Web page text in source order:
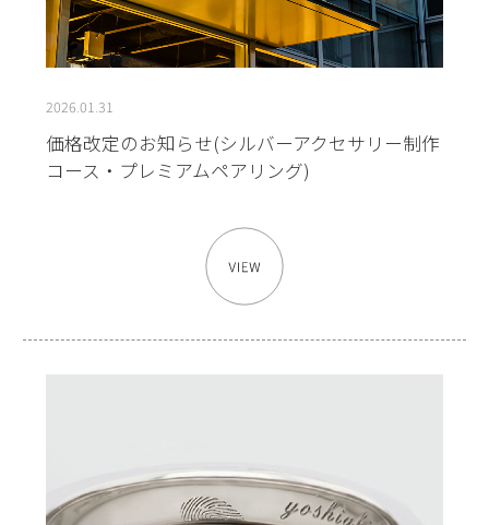
2026.01.31
価格改定のお知らせ(シルバーアクセサリー制作
コース・プレミアムペアリング)